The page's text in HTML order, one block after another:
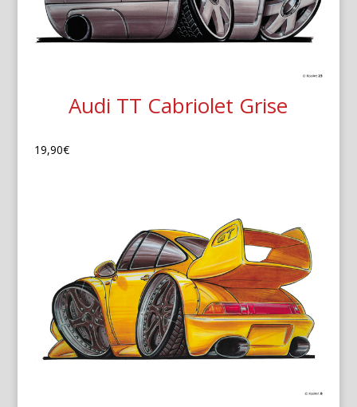
Audi TT Cabriolet Grise
19,90€